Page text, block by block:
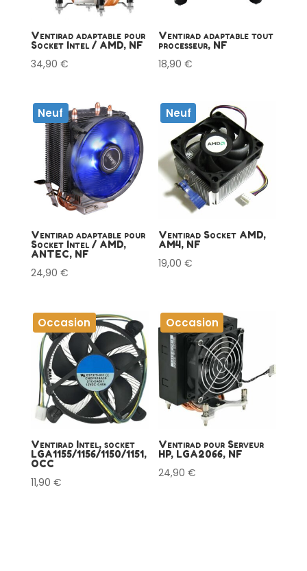
Ventirad adaptable pour
Socket Intel / AMD, NF
34,90 €
Ventirad adaptable tout
processeur, NF
18,90€
Neuf
Ventirad adaptable pour
Socket Intel / AMD,
ANTEC, NF
24,90 €
Neuf
Ventirad Socket AMD,
AM4, NF
19,00€
Occasion
Ventirad Intel, socket
LGA1155/1156/1150/1151,
OCC
11,90 €
Occasion
Ventirad pour Serveur
HP, LGA2066, NF
24,90€